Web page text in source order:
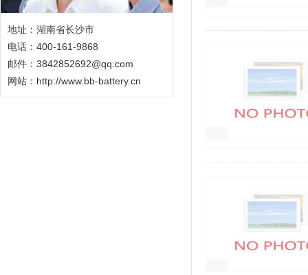
地址：湖南省长沙市
电话：400-161-9868
邮件：3842852692@qq.com
网站： http://www.bb-battery.cn